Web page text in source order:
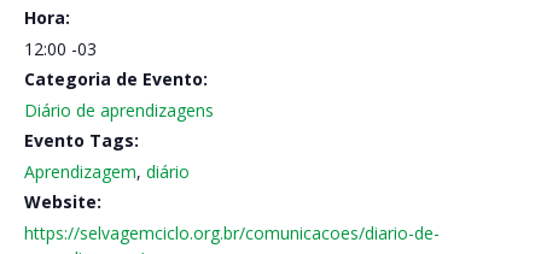
Hora:
12:00 -03
Categoria de Evento:
Diário de aprendizagens
Evento Tags:
Aprendizagem, diário
Website:
https://selvagemciclo.org.br/comunicacoes/diario-de-